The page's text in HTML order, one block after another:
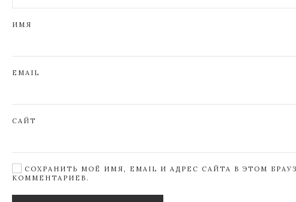
ИМЯ
EMAIL
САЙТ
СОХРАНИТЬ МОЁ ИМЯ, EMAIL И АДРЕС САЙТА В ЭТОМ
КОММЕНТАРИЕВ.